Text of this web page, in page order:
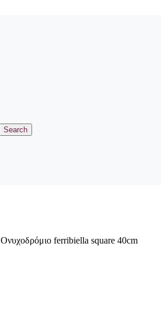
Search
Ονυχοδρόμιο ferribiella square 40cm